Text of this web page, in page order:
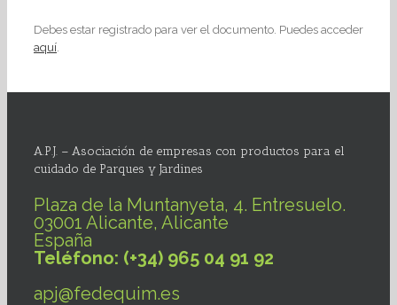
Debes estar registrado para ver el documento. Puedes acceder
aquí.
A.P.J. – Asociación de empresas con productos para el
cuidado de Parques y Jardines
Plaza de la Muntanyeta, 4. Entresuelo.
03001 Alicante, Alicante
España
Teléfono: (+34) 965 04 91 92
apj@fedequim.es